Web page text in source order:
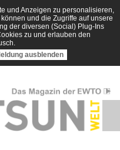
und Anzeigen zu personalisieren,
und die Zugriffe auf unsere
der diversen (Social) Plug-Ins
zu und erlauben den
ausblenden